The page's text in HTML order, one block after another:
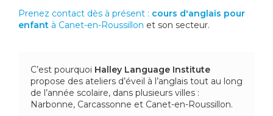
Prenez contact dès à présent : cours d'anglais pour
enfant à Canet-en-Roussillon et son secteur.
C’est pourquoi Halley Language Institute
propose des ateliers d’éveil à l’anglais tout au long
de l’année scolaire, dans plusieurs villes :
Narbonne, Carcassonne et Canet-en-Roussillon.